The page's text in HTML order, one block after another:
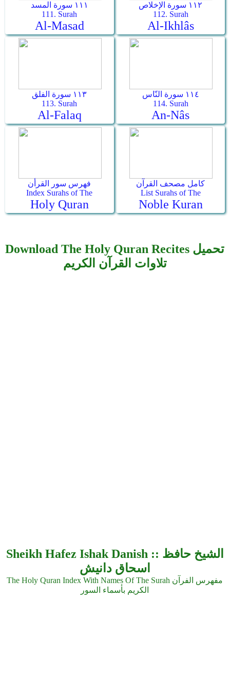
١١١ سورة المسد
111. Surah
Al-Masad
١١٢ سورة الإخلاص
112. Surah
Al-Ikhlâs
١١٣ سورة الفلق
113. Surah
Al-Falaq
١١٤ سورة النّاس
114. Surah
An-Nâs
فهرس سور القرأن
Index Surahs of The
Holy Quran
كامل مصحف القرآن
List Surahs of The
Noble Kuran
Download The Holy Quran Recites تحميل
تلاوات القرآن الكريم
Sheikh Hafez Ishak Danish :: الشيخ حافظ
اسحاق دانيش
The Holy Quran Index With Names Of The Surah مفهرس الفرآن
الكريم بأسماء السور